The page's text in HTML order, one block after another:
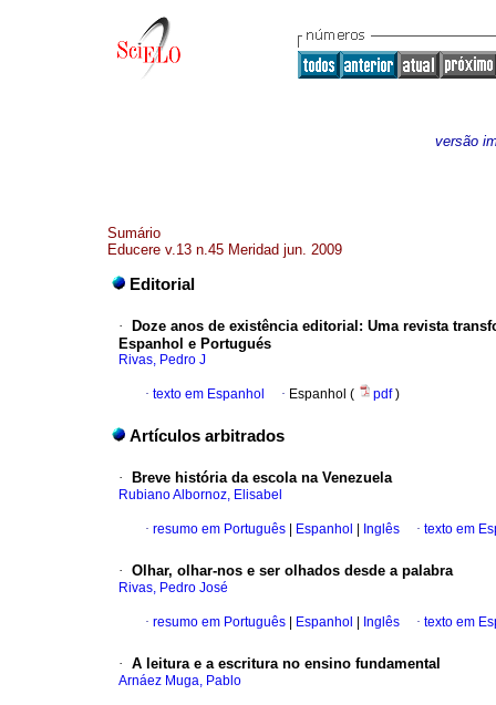
versão
Sumário
Educere v.13 n.45 Meridad jun. 2009
Editorial
· Doze anos de existência editorial : Uma revista
Espanhol e Portugués
Rivas, Pedro J
· texto em Espanhol · Espanhol ( pdf)
Artículos arbitrados
· Breve história da escola na Venezuela
Rubiano Albornoz, Elisabel
· resumo em Português Espanhol Inglês · texto em
· Olhar, olhar-nos e ser olhados desde a palabra
Rivas, Pedro José
· resumo em Português Espanhol Inglês · texto em
· A leitura e a escritura no ensino fundamental
Arnáez Muga, Pablo